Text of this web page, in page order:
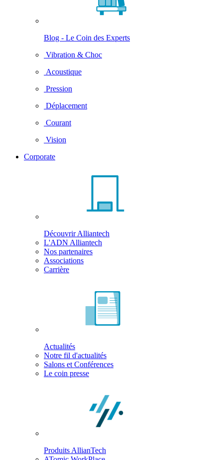
Blog - Le Coin des Experts
Vibration & Choc
Acoustique
Pression
Déplacement
Courant
Vision
Corporate
Découvrir Alliantech
L'ADN Alliantech
Nos partenaires
Associations
Carrière
Actualités
Notre fil d'actualités
Salons et Conférences
Le coin presse
Produits AllianTech